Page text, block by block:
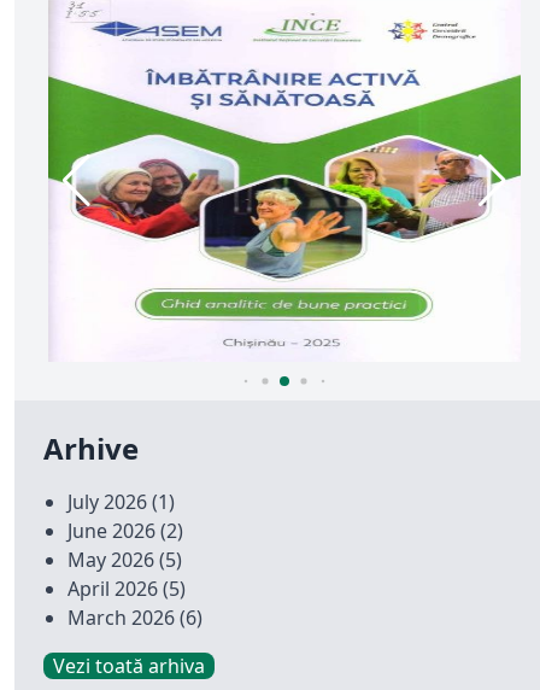
Arhive
July 2026(1)
June 2026(2)
May 2026(5)
April 2026(5)
March 2026(6)
Vezi toată arhiva